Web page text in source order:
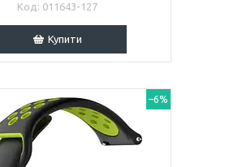
011643-127
Купити
–6%